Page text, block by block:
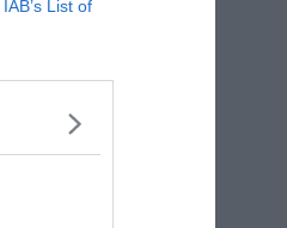
IAB’s List of